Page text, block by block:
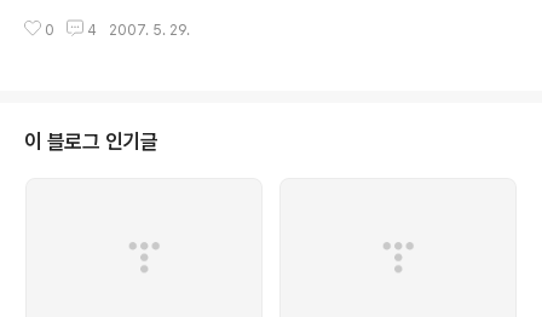
에 대해서 관심이 있는 분들과 한달에 한번 정도 이야기를 하는 정도의 수준에
것을 생각하고 있고, 일단은 제가 모임을 주관할 수도 있겠지만 위의 주제로 모
여서 모임을 갖고 계신 분들을 대상으로 제가 게스트 형태로 참가하는..
0 4 2007. 5. 29.
이 블로그 인기글